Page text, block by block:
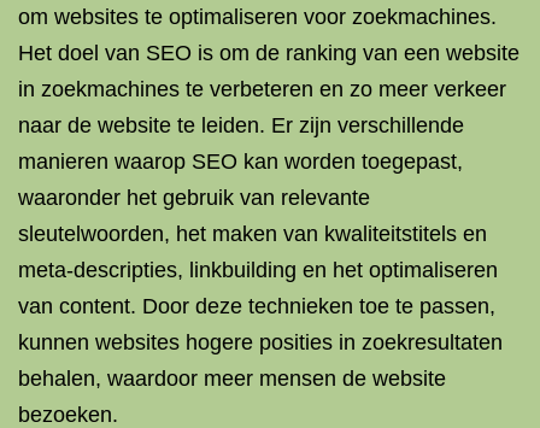
om websites te optimaliseren voor zoekmachines.
Het doel van SEO is om de ranking van een website
in zoekmachines te verbeteren en zo meer verkeer
naar de website te leiden. Er zijn verschillende
manieren waarop SEO kan worden toegepast,
waaronder het gebruik van relevante
sleutelwoorden, het maken van kwaliteitstitels en
meta-descripties, linkbuilding en het optimaliseren
van content. Door deze technieken toe te passen,
kunnen websites hogere posities in zoekresultaten
behalen, waardoor meer mensen de website
bezoeken.